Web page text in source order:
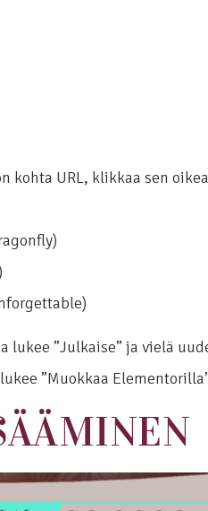
kohta URL, klikkaa sen
”Julkaise” ja vielä
”Muokkaa